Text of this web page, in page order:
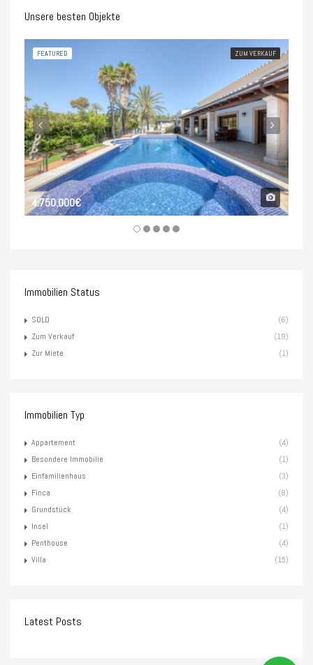
Unsere besten Objekte
FEATURED ZUM VERKAUF
4.750.000€
Immobilien Status
SOLD
(6)
Zum Verkauf
(19)
Zur Miete
(1)
Immobilien Typ
Appartement
(4)
Besondere Immobilie
(1)
Einfamilienhaus
(3)
Finca
(8)
Grundstück
(4)
Insel
(1)
Penthouse
(4)
Villa
(15)
Latest Posts